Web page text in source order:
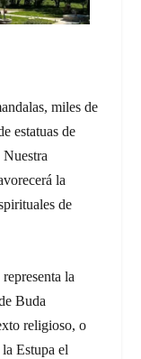
miles de
estatuas de
la
de
la
Buda
religioso, o
Estupa el